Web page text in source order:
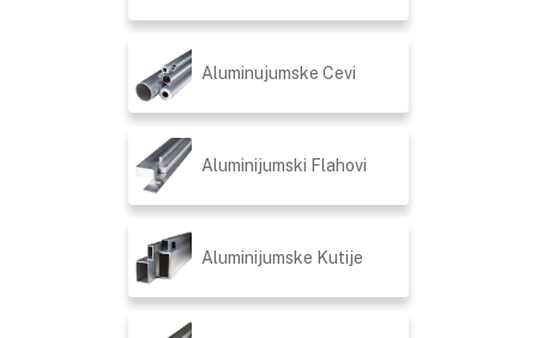
Aluminujumske Cevi
Aluminijumski Flahovi
Aluminijumske Kutije